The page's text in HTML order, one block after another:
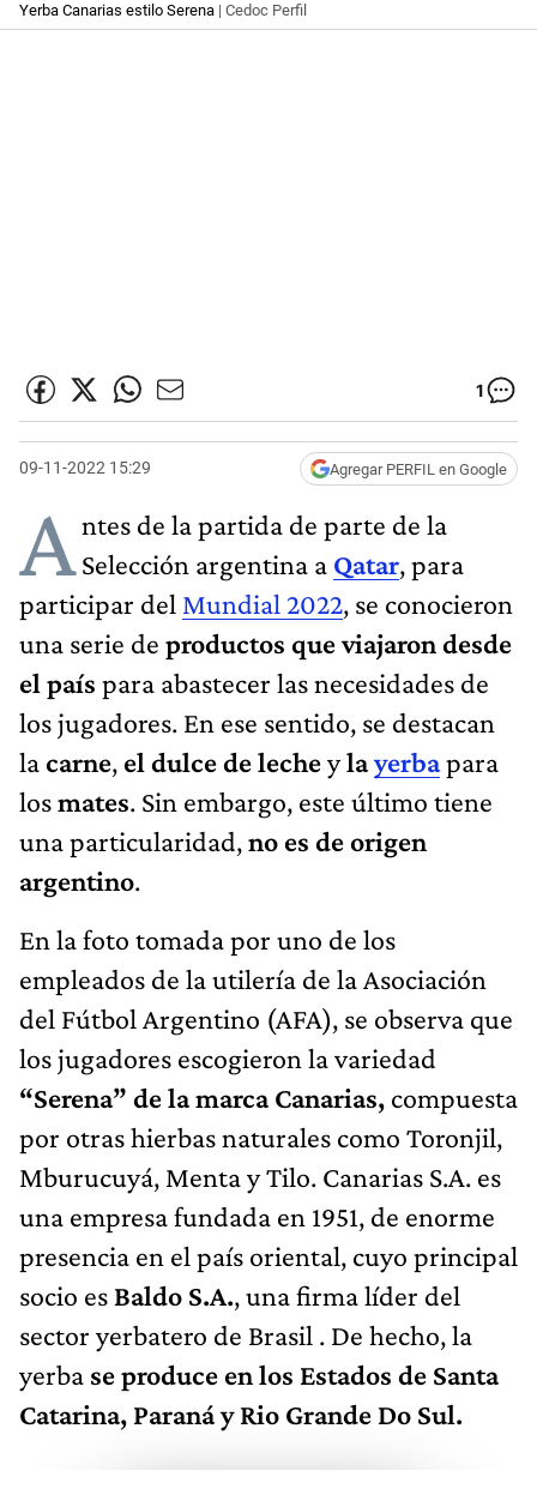
Yerba Canarias estilo Serena | Cedoc Perfil
1
09-11-2022 15:29 Agregar PERFIL en Google
Antes de la partida de parte de la
Selección argentina a Qatar, para
participar del Mundial 2022, se conocieron
una serie de productos que viajaron desde
el país para abastecer las necesidades de
los jugadores. En ese sentido, se destacan
lacarne, el dulce de lecheylayerbapara
losmates. Sin embargo, este último tiene
una particularidad,no es de origen
argentino.
En la foto tomada por uno de los
empleados de la utilería de la Asociación
del Fútbol Argentino (AFA), se observa que
los jugadores escogieron la variedad
“Serena” de la marca Canarias, compuesta
por otras hierbas naturales como Toronjil,
Mburucuyá, Menta y Tilo. Canarias S.A. es
una empresa fundada en 1951, de enorme
presencia en el país oriental, cuyo principal
socio es Baldo S.A., una firma líder del
sector yerbatero de Brasil . De hecho, la
yerba se produce en los Estados de Santa
Catarina, Paraná y Rio Grande Do Sul.